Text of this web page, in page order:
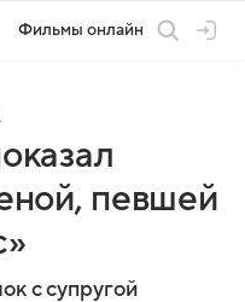
Фильмы онлайн
певшей
с супругой